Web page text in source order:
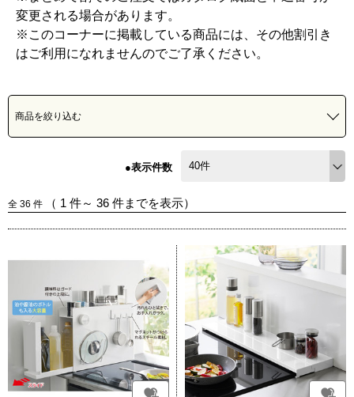
変更される場合があります。
※このコーナーに掲載している商品には、その他割引き
はご利用になれませんのでご了承ください。
商品を絞り込む
●表示件数
全 36 件 （ 1 件～ 36 件までを表示）